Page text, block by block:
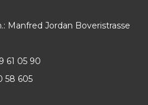
Manfred Jordan Boveristrasse
61 05 90
58 605